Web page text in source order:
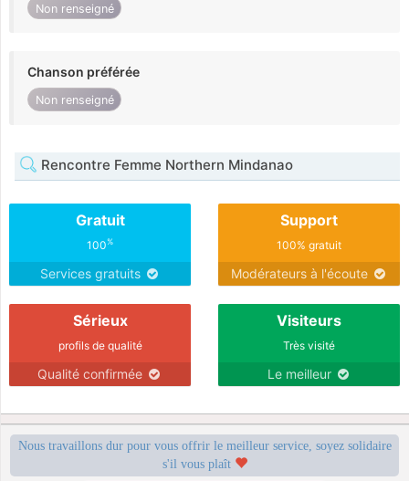
Non renseigné
Chanson préférée
Non renseigné
Rencontre Femme Northern Mindanao
Gratuit
100%
Services gratuits
Support
100% gratuit
Modérateurs à l'écoute
Sérieux
profils de qualité
Qualité confirmée
Visiteurs
Très visité
Le meilleur
Nous travaillons dur pour vous offrir le meilleur service, soyez solidaire
s'il vous plaît